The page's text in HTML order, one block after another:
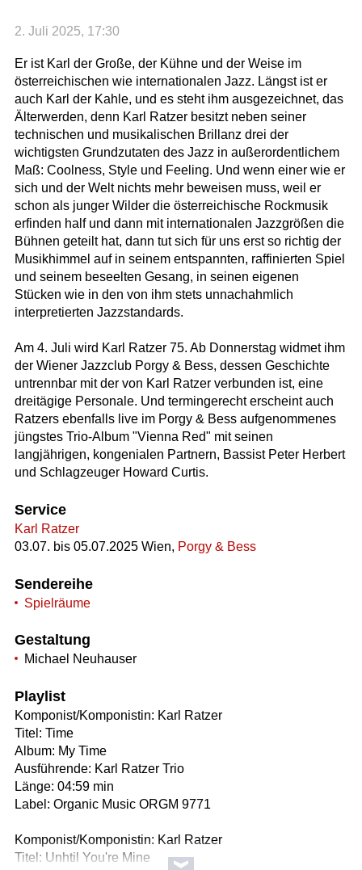
2. Juli 2025, 17:30
Er ist Karl der Große, der Kühne und der Weise im
österreichischen wie internationalen Jazz. Längst ist er
auch Karl der Kahle, und es steht ihm ausgezeichnet, das
Älterwerden, denn Karl Ratzer besitzt neben seiner
technischen und musikalischen Brillanz drei der
wichtigsten Grundzutaten des Jazz in außerordentlichem
Maß: Coolness, Style und Feeling. Und wenn einer wie er
sich und der Welt nichts mehr beweisen muss, weil er
schon als junger Wilder die österreichische Rockmusik
erfinden half und dann mit internationalen Jazzgrößen die
Bühnen geteilt hat, dann tut sich für uns erst so richtig der
Musikhimmel auf in seinem entspannten, raffinierten Spiel
und seinem beseelten Gesang, in seinen eigenen
Stücken wie in den von ihm stets unnachahmlich
interpretierten Jazzstandards.
Am 4. Juli wird Karl Ratzer 75. Ab Donnerstag widmet ihm
der Wiener Jazzclub Porgy & Bess, dessen Geschichte
untrennbar mit der von Karl Ratzer verbunden ist, eine
dreitägige Personale. Und termingerecht erscheint auch
Ratzers ebenfalls live im Porgy & Bess aufgenommenes
jüngstes Trio-Album "Vienna Red" mit seinen
langjährigen, kongenialen Partnern, Bassist Peter Herbert
und Schlagzeuger Howard Curtis.
Service
Karl Ratzer
03.07. bis 05.07.2025 Wien, Porgy & Bess
Sendereihe
Spielräume
Gestaltung
Michael Neuhauser
Playlist
Komponist/Komponistin: Karl Ratzer
Titel: Time
Album: My Time
Ausführende: Karl Ratzer Trio
Länge: 04:59 min
Label: Organic Music ORGM 9771
Komponist/Komponistin: Karl Ratzer
Titel: Unhtil You're Mine